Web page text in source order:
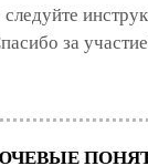
следуйте
за